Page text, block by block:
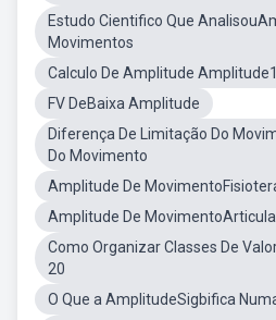
Estudo Cientifico Que
Movimentos
Calculo De Amplitude
FV DeBaixa Amplitude
Diferença De Limitação Do
Do Movimento
Amplitude De
Amplitude De
Como Organizar Classes De
20
O Que a AmplitudeSigbifica